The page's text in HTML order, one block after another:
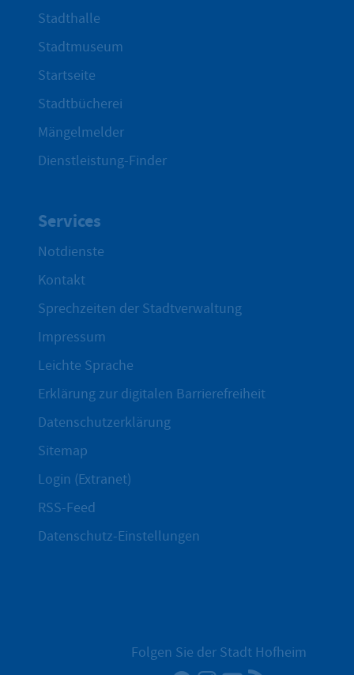
Stadthalle
Stadtmuseum
Startseite
Stadtbücherei
Mängelmelder
Dienstleistung-Finder
Services
Notdienste
Kontakt
Sprechzeiten der Stadtverwaltung
Impressum
Leichte Sprache
Erklärung zur digitalen Barrierefreiheit
Datenschutzerklärung
Sitemap
Login (Extranet)
RSS-Feed
Datenschutz-Einstellungen
Folgen Sie der Stadt Hofheim